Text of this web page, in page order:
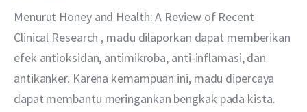
Menurut Honey and Health: A Review of Recent
Clinical Research , madu dilaporkan dapat memberikan
efek antioksidan, antimikroba, anti-inflamasi, dan
antikanker. Karena kemampuan ini, madu dipercaya
dapat membantu meringankan bengkak pada kista.